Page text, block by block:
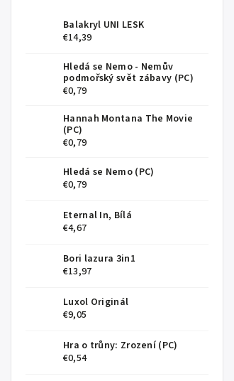
Balakryl UNI LESK
€14,39
Hledá se Nemo - Nemův
podmořský svět zábavy (PC)
€0,79
Hannah Montana The Movie
(PC)
€0,79
Hledá se Nemo (PC)
€0,79
Eternal In, Bílá
€4,67
Bori lazura 3in1
€13,97
Luxol Originál
€9,05
Hra o trůny: Zrození (PC)
€0,54